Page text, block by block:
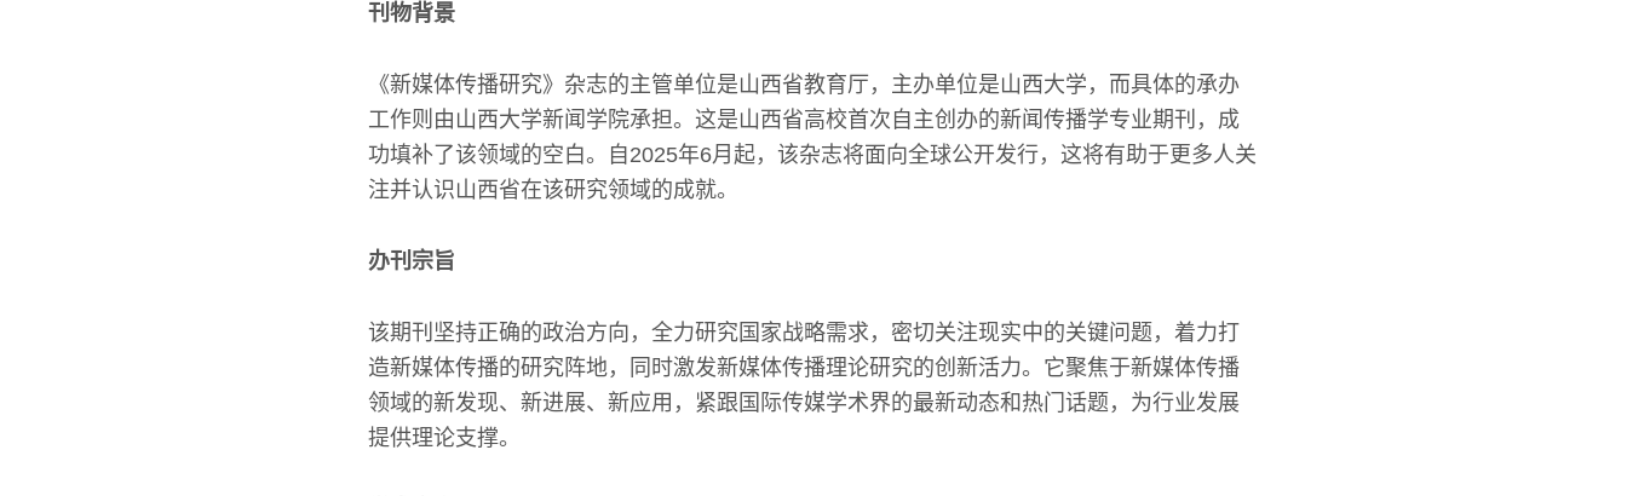
刊物背景
《新媒体传播研究》杂志的主管单位是山西省教育厅，主办单位是山西大学，而具体的承办
工作则由山西大学新闻学院承担。这是山西省高校首次自主创办的新闻传播学专业期刊，成
功填补了该领域的空白。自2025年6月起，该杂志将面向全球公开发行，这将有助于更多人关
注并认识山西省在该研究领域的成就。
办刊宗旨
该期刊坚持正确的政治方向，全力研究国家战略需求，密切关注现实中的关键问题，着力打
造新媒体传播的研究阵地，同时激发新媒体传播理论研究的创新活力。它聚焦于新媒体传播
领域的新发现、新进展、新应用，紧跟国际传媒学术界的最新动态和热门话题，为行业发展
提供理论支撑。